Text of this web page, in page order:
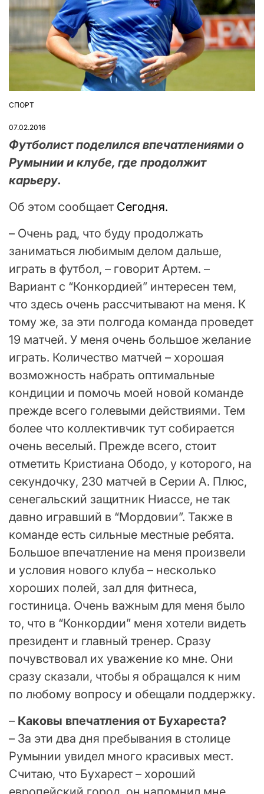
ОПУБЛІКУВАТИ
СПОРТ
07.02.2016
Футболист поделился впечатлениями о
Румынии и клубе, где продолжит
карьеру.
Об этом сообщает Сегодня.
– Очень рад, что буду продолжать
заниматься любимым делом дальше,
играть в футбол, – говорит Артем. –
Вариант с “Конкордией” интересен тем,
что здесь очень рассчитывают на меня. К
тому же, за эти полгода команда проведет
19 матчей. У меня очень большое желание
играть. Количество матчей – хорошая
возможность набрать оптимальные
кондиции и помочь моей новой команде
прежде всего голевыми действиями. Тем
более что коллективчик тут собирается
очень веселый. Прежде всего, стоит
отметить Кристиана Ободо, у которого, на
секундочку, 230 матчей в Серии А. Плюс,
сенегальский защитник Ниассе, не так
давно игравший в “Мордовии”. Также в
команде есть сильные местные ребята.
Большое впечатление на меня произвели
и условия нового клуба – несколько
хороших полей, зал для фитнеса,
гостиница. Очень важным для меня было
то, что в “Конкордии” меня хотели видеть
президент и главный тренер. Сразу
почувствовал их уважение ко мне. Они
сразу сказали, чтобы я обращался к ним
по любому вопросу и обещали поддержку.
– Каковы впечатления от Бухареста?
– За эти два дня пребывания в столице
Румынии увидел много красивых мест.
Считаю, что Бухарест – хороший